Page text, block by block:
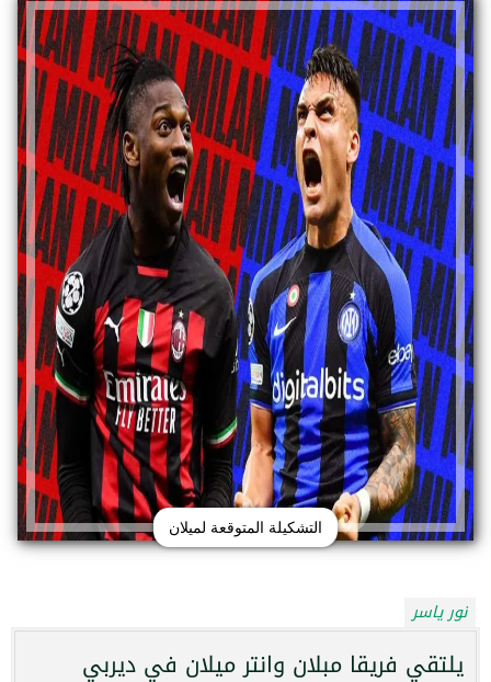
التشكيلة المتوقعة لميلان
نور ياسر
يلتقي فريقا مبلان وانتر ميلان في ديربي